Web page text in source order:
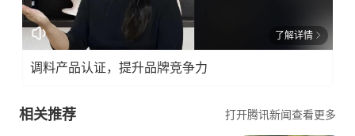
了解详情
调料产品认证，提升品牌竞争力
相关推荐 打开腾讯新闻查看更多